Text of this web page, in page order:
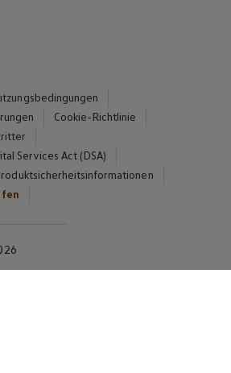
Cookie-Richtlinie
Services Act (DSA)